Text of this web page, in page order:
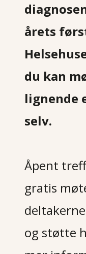
årets
du kan
lignende
selv.
Åpent
gratis
og støtte